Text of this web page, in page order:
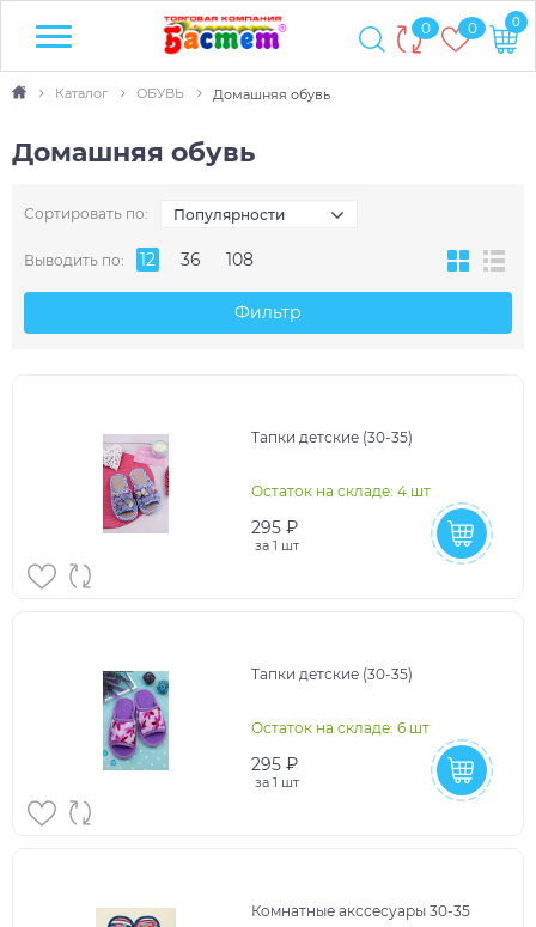
0 0 0
Каталог ОБУВЬ Домашняя обувь
Домашняя обувь
Сортировать по: Популярности
Выводить по: 12 36 108
Фильтр
Тапки детские (30-35)
Остаток на складе: 4 шт
295 ₽
за 1 шт
Тапки детские (30-35)
Остаток на складе: 6 шт
295 ₽
за 1 шт
Комнатные акссесуары 30-35